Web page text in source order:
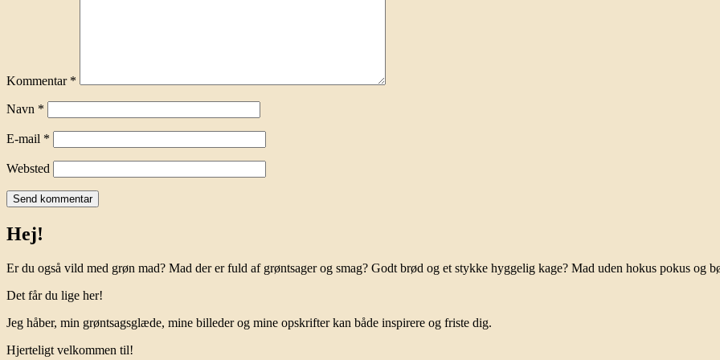
Kommentar *
Navn *
E-mail *
Websted
Hej!
Er du også vild med grøn mad? Mad der er fuld af grøntsager og smag? Godt brød og et stykke hyggelig kage? Mad uden hokus pokus og
Det får du lige her!
Jeg håber, min grøntsagsglæde, mine billeder og mine opskrifter kan både inspirere og friste dig.
Hjerteligt velkommen til!